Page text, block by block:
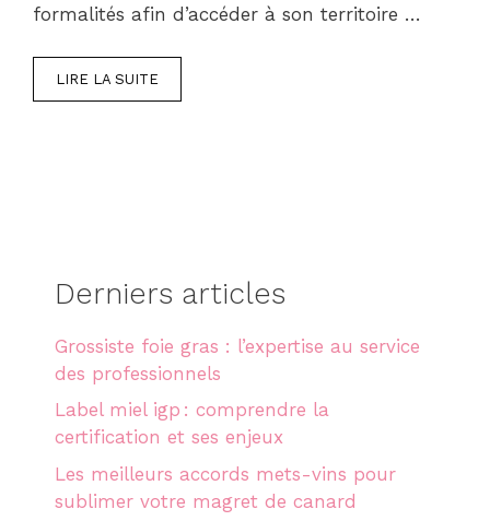
formalités afin d’accéder à son territoire …
LIRE LA SUITE
Derniers articles
Grossiste foie gras : l’expertise au service
des professionnels
Label miel igp : comprendre la
certification et ses enjeux
Les meilleurs accords mets-vins pour
sublimer votre magret de canard